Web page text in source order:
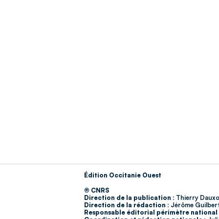
Édition Occitanie Ouest
© CNRS
Direction de la publication : Thierry
Direction de la rédaction : Jérôme
Responsable éditorial périmètre national